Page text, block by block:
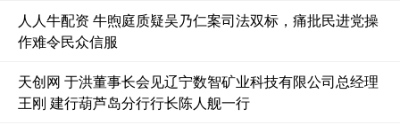
人人牛配资 牛煦庭质疑吴乃仁案司法双标，痛批民进党操
作难令民众信服
天创网 于洪董事长会见辽宁数智矿业科技有限公司总经理
王刚 建行葫芦岛分行行长陈人舰一行